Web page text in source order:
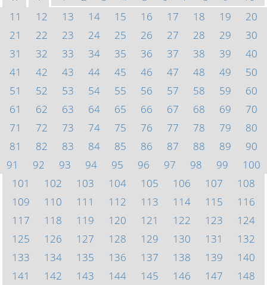
11
12 13 14 15 16 17 18 19
20
21
22 23 24 25 26 27 28 29
30
31
32 33 34 35 36 37 38 39
40
41
42 43 44 45 46 47 48 49
50
51
52 53 54 55 56 57 58 59
60
61
62 63 64 65 66 67 68 69
70
71
72 73 74 75 76 77 78 79
80
81
82 83 84 85 86 87 88 89
90
91
92 93 94 95 96 97 98 99
100
101
102 103 104 105 106 107
108
109
110 111 112 113 114 115
116
117
118 119 120 121 122 123
124
125
126 127 128 129 130 131
132
133
134 135 136 137 138 139
140
141
142 143 144 145 146 147
148